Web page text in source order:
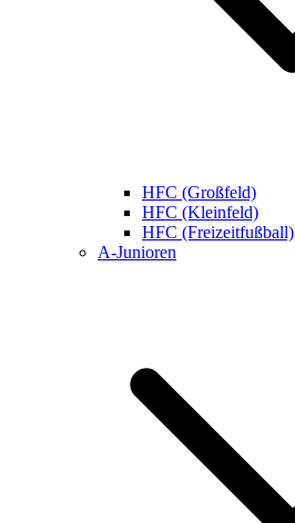
HFC (Großfeld)
HFC (Kleinfeld)
HFC (Freizeitfußball)
A-Junioren